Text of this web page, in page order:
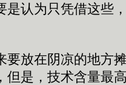
是认为只凭借这些
放在阴凉的地方
但是，技术含量最